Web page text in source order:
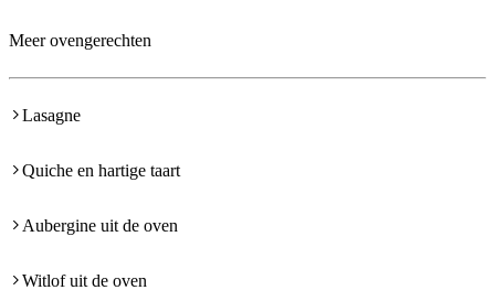
Meer ovengerechten
Lasagne
Quiche en hartige taart
Aubergine uit de oven
Witlof uit de oven